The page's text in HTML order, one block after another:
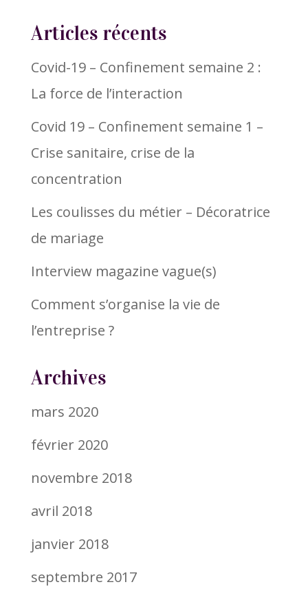
Articles récents
Covid-19 – Confinement semaine 2 :
La force de l’interaction
Covid 19 – Confinement semaine 1 –
Crise sanitaire, crise de la
concentration
Les coulisses du métier – Décoratrice
de mariage
Interview magazine vague(s)
Comment s’organise la vie de
l’entreprise ?
Archives
mars 2020
février 2020
novembre 2018
avril 2018
janvier 2018
septembre 2017